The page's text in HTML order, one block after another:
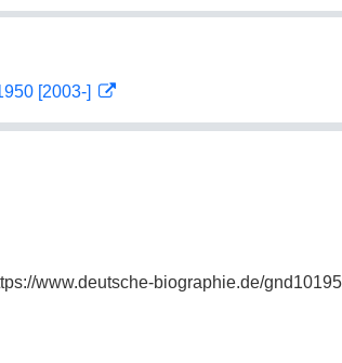
[2003-]
www.deutsche-biographie.de/